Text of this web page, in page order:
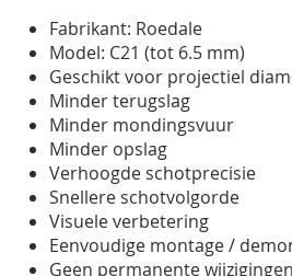
Fabrikant: Roedale
Model: C21 (tot 6.5 mm)
Geschikt voor projectiel
Minder terugslag
Minder mondingsvuur
Minder opslag
Verhoogde schotprecisie
Snellere schotvolgorde
Visuele verbetering
Eenvoudige montage /
Geen permanente